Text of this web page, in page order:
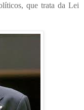
que trata da Lei